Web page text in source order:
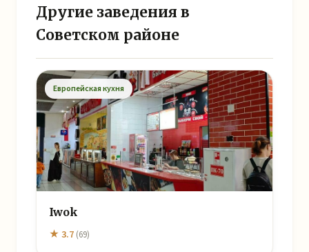
Другие заведения в
Советском районе
Европейская кухня
Iwok
★ 3.7 (69)